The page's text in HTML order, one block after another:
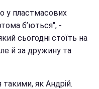
у пластмасових
б’ються", -
сьогодні стоїть на
й за дружину та
такими, як Андрій.